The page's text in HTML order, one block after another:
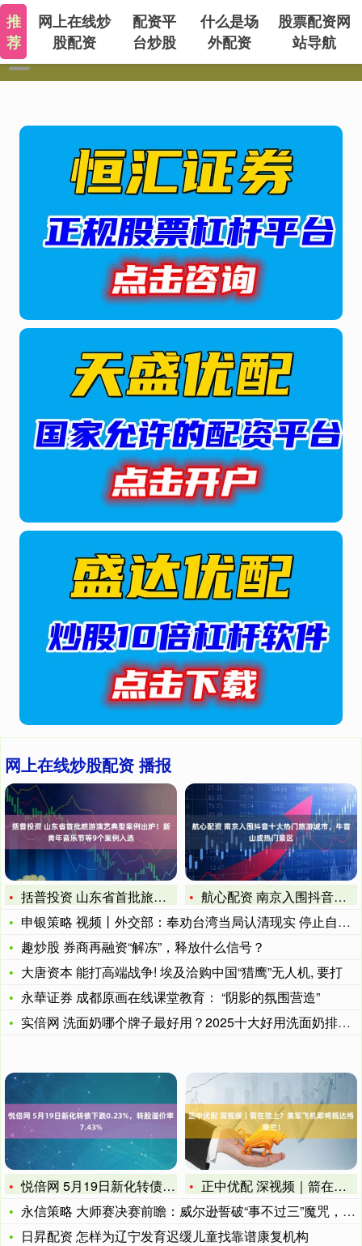
网上在线炒股配资 播报
括普投资 山东省首批旅游演艺典型案例出炉！新青年音乐节等9个
航心配资 南京入围抖音十大热门旅游城市，牛首山成热门景区
申银策略 视频丨外交部：奉劝台湾当局认清现实 停止自取其辱的
趣炒股 券商再融资“解冻”，释放什么信号？
大唐资本 能打高端战争! 埃及洽购中国“猎鹰”无人机, 要打
永華证券 成都原画在线课堂教育： “阴影的氛围营造”
实倍网 洗面奶哪个牌子最好用？2025十大好用洗面奶排行，口
悦倍网 5月19日新化转债下跌0.23%，转股溢价率7.43
正中优配 深视频｜箭在弦上？美军飞机即将抵达格陵兰！
永信策略 大师赛决赛前瞻：威尔逊誓破“事不过三”魔咒，希金斯
日昇配资 怎样为辽宁发育迟缓儿童找靠谱康复机构
推
荐
网上在线炒
股配资
配资平
台炒股
什么是场
外配资
股票配资网
站导航